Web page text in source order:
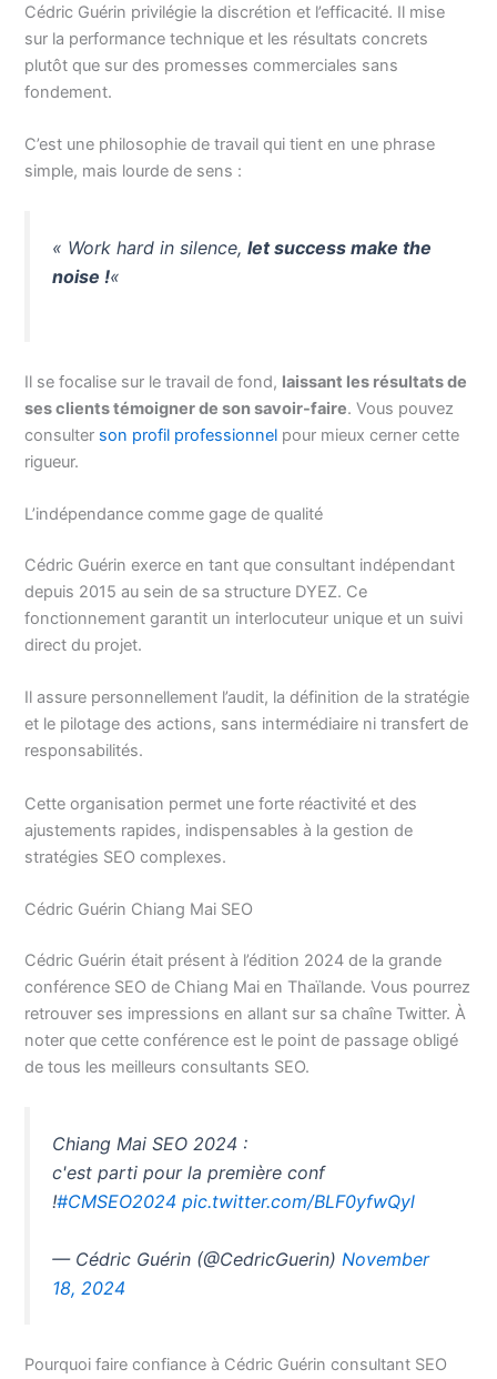
Cédric Guérin privilégie la discrétion et l’efficacité. Il mise
sur la performance technique et les résultats concrets
plutôt que sur des promesses commerciales sans
fondement.
C’est une philosophie de travail qui tient en une phrase
simple, mais lourde de sens :
« Work hard in silence,let success make the
noise !«
Il se focalise sur le travail de fond, laissant les résultats de
ses clients témoigner de son savoir-faire. Vous pouvez
consulter son profil professionnel pour mieux cerner cette
rigueur.
L’indépendance comme gage de qualité
Cédric Guérin exerce en tant que consultant indépendant
depuis 2015 au sein de sa structure DYEZ. Ce
fonctionnement garantit un interlocuteur unique et un suivi
direct du projet.
Il assure personnellement l’audit, la définition de la stratégie
et le pilotage des actions, sans intermédiaire ni transfert de
responsabilités.
Cette organisation permet une forte réactivité et des
ajustements rapides, indispensables à la gestion de
stratégies SEO complexes.
Cédric Guérin Chiang Mai SEO
Cédric Guérin était présent à l’édition 2024 de la grande
conférence SEO de Chiang Mai en Thaïlande. Vous pourrez
retrouver ses impressions en allant sur sa chaîne Twitter. À
noter que cette conférence est le point de passage obligé
de tous les meilleurs consultants SEO.
Chiang Mai SEO 2024 :
c'est parti pour la première conf
!#CMSEO2024 pic.twitter.com/BLF0yfwQyl
— Cédric Guérin (@CedricGuerin) November
18, 2024
Pourquoi faire confiance à Cédric Guérin consultant SEO